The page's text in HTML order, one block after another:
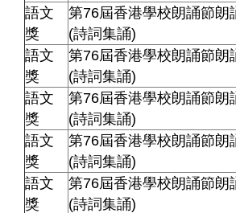
語文
獎
第76屆香港學校朗誦節朗
(詩詞集誦)
語文
獎
第76屆香港學校朗誦節朗
(詩詞集誦)
語文
獎
第76屆香港學校朗誦節朗
(詩詞集誦)
語文
獎
第76屆香港學校朗誦節朗
(詩詞集誦)
語文
獎
第76屆香港學校朗誦節朗
(詩詞集誦)